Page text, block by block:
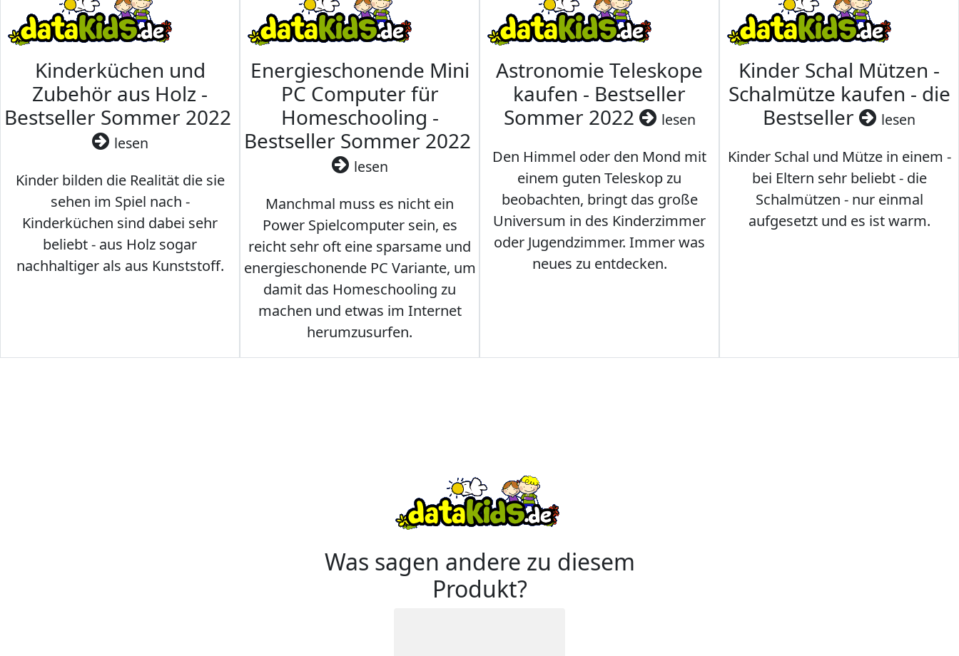
Kinderküchen und
Zubehör aus Holz -
Bestseller Sommer 2022
lesen
Kinder bilden die Realität die sie
sehen im Spiel nach -
Kinderküchen sind dabei sehr
beliebt - aus Holz sogar
nachhaltiger als aus Kunststoff.
Energieschonende Mini
PC Computer für
Homeschooling -
Bestseller Sommer 2022
lesen
Manchmal muss es nicht ein
Power Spielcomputer sein, es
reicht sehr oft eine sparsame und
energieschonende PC Variante, um
damit das Homeschooling zu
machen und etwas im Internet
herumzusurfen.
Astronomie Teleskope
kaufen - Bestseller
Sommer 2022
lesen
Den Himmel oder den Mond mit
einem guten Teleskop zu
beobachten, bringt das große
Universum in des Kinderzimmer
oder Jugendzimmer. Immer was
neues zu entdecken.
Kinder Schal Mützen -
Schalmütze kaufen - die
Bestseller
lesen
Kinder Schal und Mütze in einem -
bei Eltern sehr beliebt - die
Schalmützen - nur einmal
aufgesetzt und es ist warm.
Was sagen andere zu diesem
Produkt?